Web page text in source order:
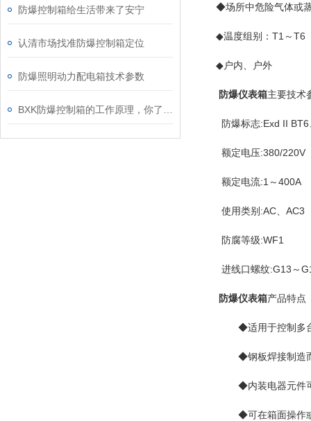
防爆控制箱给生活带来了安宁
认清市场找准防爆控制箱定位
防爆照明动力配电箱技术参数
◆场所中危险气体或
◆温度组别：T1～T6
◆户内、户外
防爆仪表箱主要技术
防爆标志:Exd II BT6
额定电压:380/220V
额定电流:1～400A
使用类别:AC、AC3
防腐等级:WF1
进线口螺纹:G13～
防爆仪表箱产品特点
◆适用于控制多台电
◆钢板焊接制造而
◆内装电器元件可
◆可在箱面操作或